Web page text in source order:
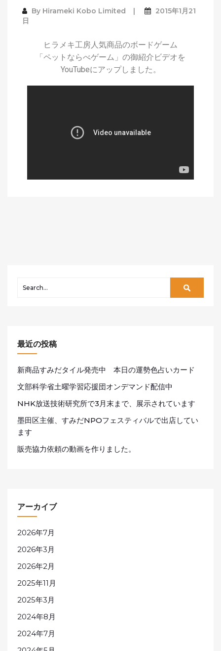
By Hirameki Kobo Limited
2015年1月21
日
ヒラメキ工房人気商品のボードゲーム
「ペットならべゲーム」の御紹介ビデオを
YouTubeにアップしました。
最近の投稿
新商品すみだタイル発売中 本日の運勢色占いカード
文部科学省土曜学習応援団オンデマンド配信中
NHK放送技術研究所で3月末まで、展示されています
墨田区主催、すみだNPOフェスティバルで出店してい
ます
販売協力依頼の動画を作りました。
アーカイブ
2026年7月
2026年3月
2026年2月
2025年11月
2025年3月
2024年8月
2024年7月